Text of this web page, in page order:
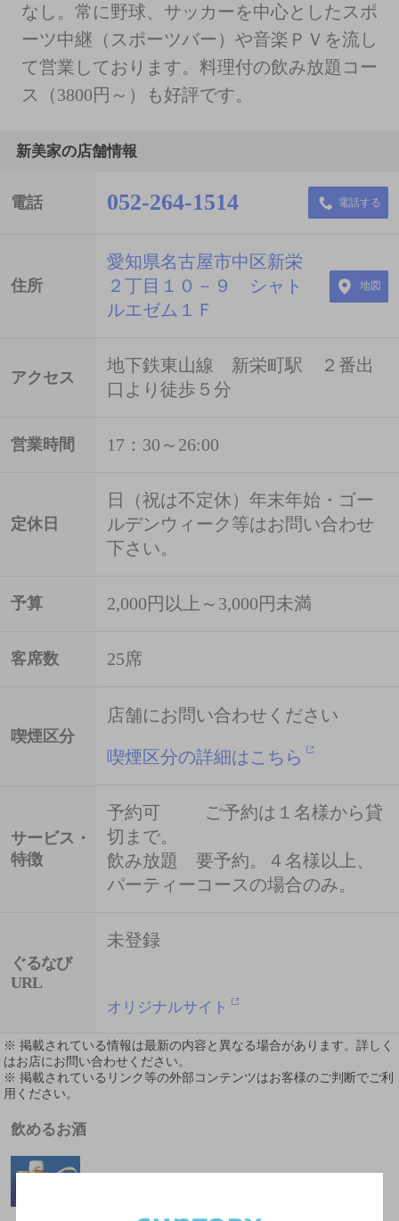
なし。常に野球、サッカーを中心としたスポ
ーツ中継（スポーツバー）や音楽ＰＶを流し
て営業しております。料理付の飲み放題コー
ス（3800円～）も好評です。
新美家の店舗情報
電話 052-264-1514 電話する
住所
愛知県名古屋市中区新栄
２丁目１０－９ シャト
ルエゼム１Ｆ
地図
アクセス
地下鉄東山線 新栄町駅 ２番出
口より徒歩５分
営業時間 17：30～26:00
定休日
日（祝は不定休）年末年始・ゴー
ルデンウィーク等はお問い合わせ
下さい。
予算 2,000円以上～3,000円未満
客席数 25席
喫煙区分
店舗にお問い合わせください
喫煙区分の詳細はこちら
サービス・
特徴
予約可 ご予約は１名様から貸
切まで。
飲み放題 要予約。４名様以上、
パーティーコースの場合のみ。
ぐるなび
URL
未登録
オリジナルサイト
※ 掲載されている情報は最新の内容と異なる場合があります。詳しく
はお店にお問い合わせください。
※ 掲載されているリンク等の外部コンテンツはお客様のご判断でご利
用ください。
飲めるお酒